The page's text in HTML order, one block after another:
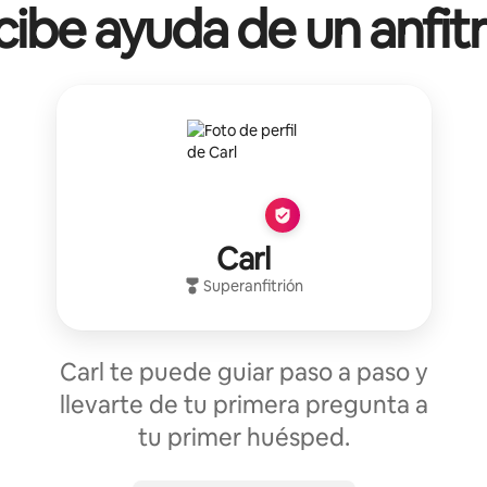
ayuda de un
Carl
Superanfitrión
Carl te puede guiar paso a paso y
llevarte de tu primera pregunta a
tu primer huésped.